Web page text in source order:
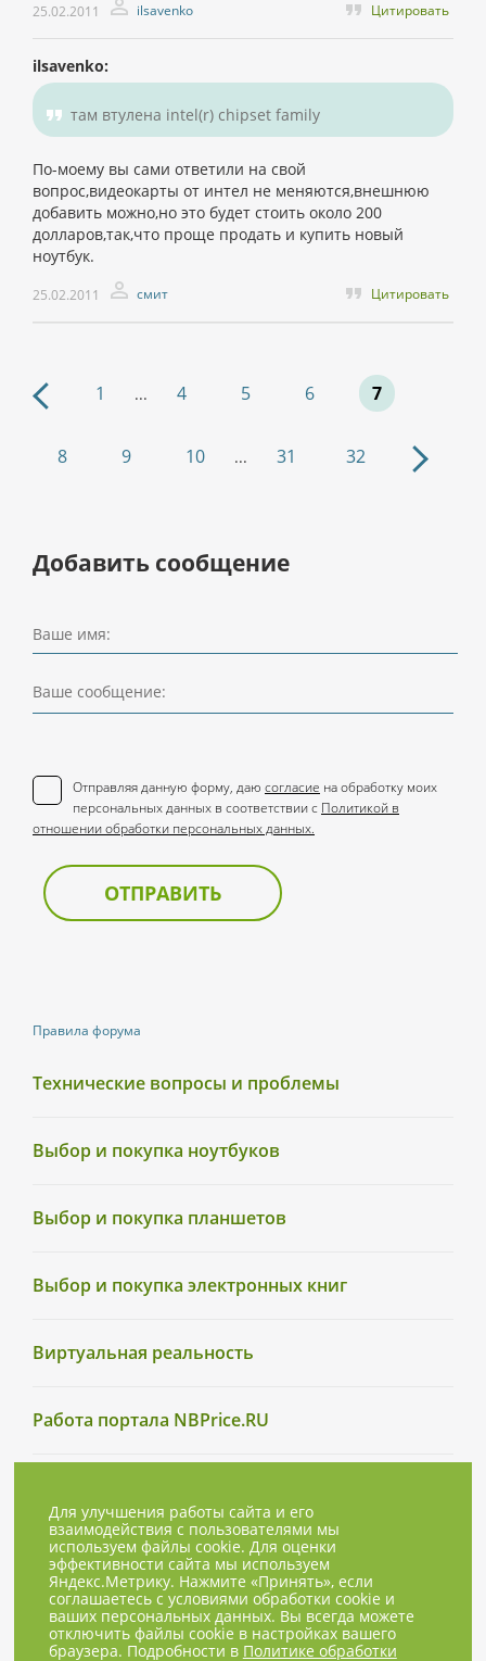
Правила форума
Технические вопросы и проблемы
Выбор и покупка ноутбуков
Выбор и покупка планшетов
Выбор и покупка электронных книг
Виртуальная реальность
Работа портала NBPrice.RU
25.02.2011 ilsavenko Цитировать
ilsavenko:
там втулена intel(r) chipset family
По-моему вы сами ответили на свой
вопрос,видеокарты от интел не меняются,внешнюю
добавить можно,но это будет стоить около 200
долларов,так,что проще продать и купить новый
ноутбук.
25.02.2011 смит Цитировать
1 ... 4 5 6 7
8 9 10 ... 31 32
Добавить сообщение
Ваше имя:
Ваше сообщение:
Отправляя данную форму, даю согласие на обработку моих
персональных данных в соответствии с Политикой в
отношении обработки персональных данных.
ОТПРАВИТЬ
Для улучшения работы сайта и его
взаимодействия с пользователями мы
используем файлы cookie. Для оценки
эффективности сайта мы используем
Яндекс.Метрику. Нажмите «Принять», если
соглашаетесь с условиями обработки cookie и
ваших персональных данных. Вы всегда можете
отключить файлы cookie в настройках вашего
браузера. Подробности в Политике обработки